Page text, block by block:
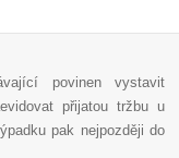
povinen vystavit
přijatou tržbu u
pak nejpozději do